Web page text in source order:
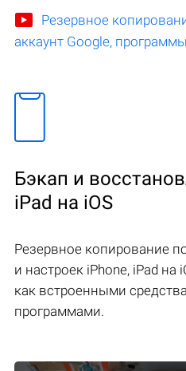
Резервное
аккаунт Google,
Бэкап и
iPad на iOS
Резервное копирование
и настроек iPhone, iPad
как встроенными
программами.